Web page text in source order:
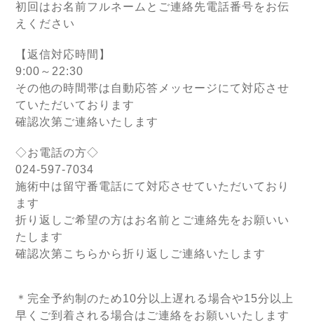
初回はお名前フルネームとご連絡先電話番号をお伝
えください
【返信対応時間】
9:00～22:30
その他の時間帯は自動応答メッセージにて対応させ
ていただいております
確認次第ご連絡いたします
◇お電話の方◇
024-597-7034
施術中は留守番電話にて対応させていただいており
ます
折り返しご希望の方はお名前とご連絡先をお願いい
たします
確認次第こちらから折り返しご連絡いたします
＊完全予約制のため10分以上遅れる場合や15分以上
早くご到着される場合はご連絡をお願いいたします